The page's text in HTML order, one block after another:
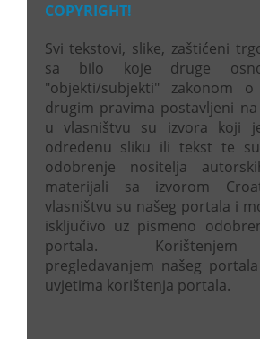
COPYRIGHT!
Svi tekstovi, slike, zaštićeni
sa bilo koje druge
"objekti/subjekti" zakonom
drugim pravima postavljeni
u vlasništvu su izvora koji
određenu sliku ili tekst te
odobrenje nositelja
materijali sa izvorom
vlasništvu su našeg portala i
isključivo uz pismeno
portala.
pregledavanjem našeg
uvjetima korištenja portala.